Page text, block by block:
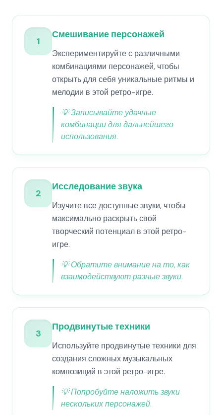
1
Смешивание персонажей
Экспериментируйте с различными
комбинациями персонажей, чтобы
открыть для себя уникальные ритмы и
мелодии в этой ретро-игре.
💡Записывайте удачные
комбинации для дальнейшего
использования.
2
Исследование звука
Изучите все доступные звуки, чтобы
максимально раскрыть свой
творческий потенциал в этой ретро-
игре.
💡Обратите внимание на то, как
взаимодействуют разные звуки.
3
Продвинутые техники
Используйте продвинутые техники для
создания сложных музыкальных
композиций в этой ретро-игре.
💡Попробуйте наложить звуки
нескольких персонажей.